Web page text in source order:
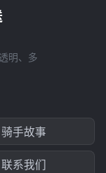
明、多
骑手故事
联系我们